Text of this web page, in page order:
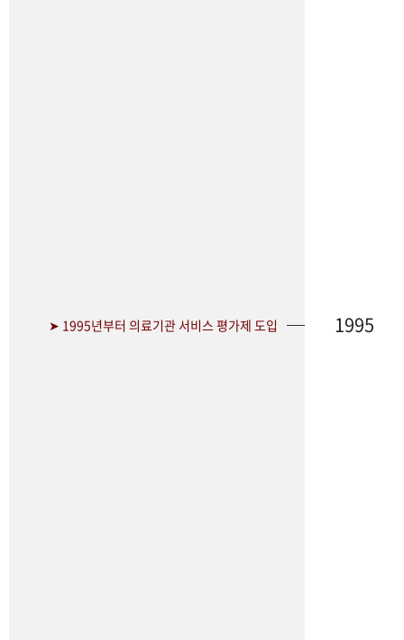
➤ 1995년부터 의료기관 서비스 평가제 도입 1995